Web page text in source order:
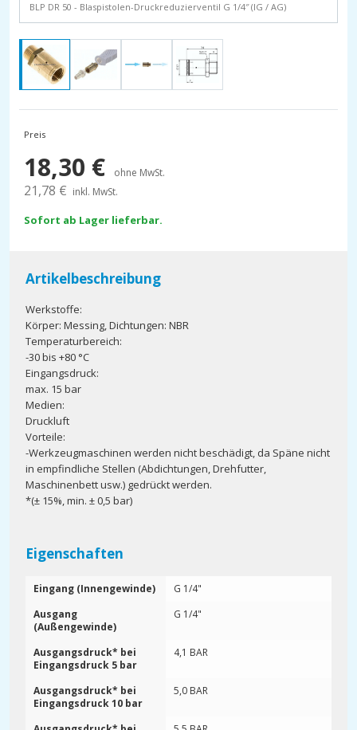
BLP DR 50 - Blaspistolen-Druckreduzierventil G 1/4″ (IG / AG)
Preis
18,30 € ohne MwSt.
21,78 € inkl. MwSt.
Sofort ab Lager lieferbar.
Artikelbeschreibung
Werkstoffe:
Körper: Messing, Dichtungen: NBR
Temperaturbereich:
-30 bis +80 °C
Eingangsdruck:
max. 15 bar
Medien:
Druckluft
Vorteile:
-Werkzeugmaschinen werden nicht beschädigt, da Späne nicht
in empfindliche Stellen (Abdichtungen, Drehfutter,
Maschinenbett usw.) gedrückt werden.
*(± 15%, min. ± 0,5 bar)
Eigenschaften
Eingang (Innengewinde)
G 1/4"
Ausgang
(Außengewinde)
G 1/4"
Ausgangsdruck* bei
Eingangsdruck 5 bar
4,1 BAR
Ausgangsdruck* bei
Eingangsdruck 10 bar
5,0 BAR